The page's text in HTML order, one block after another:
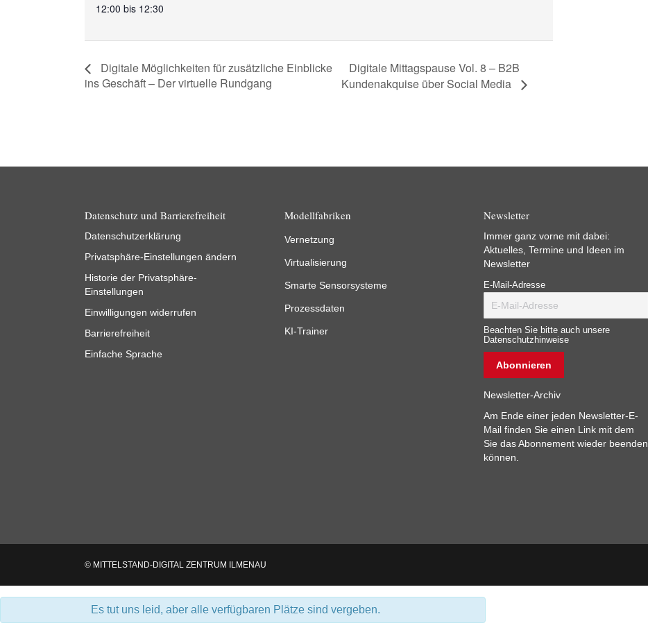
12:00 bis 12:30
Digitale Möglichkeiten für zusätzliche Einblicke
ins Geschäft – Der virtuelle Rundgang
Digitale Mittagspause Vol. 8 – B2B
Kundenakquise über Social Media
Datenschutz und Barrierefreiheit
Datenschutzerklärung
Privatsphäre-Einstellungen ändern
Historie der Privatsphäre-
Einstellungen
Einwilligungen widerrufen
Barrierefreiheit
Einfache Sprache
Modellfabriken
Vernetzung
Virtualisierung
Smarte Sensorsysteme
Prozessdaten
KI-Trainer
Newsletter
Immer ganz vorne mit dabei:
Aktuelles, Termine und Ideen im
Newsletter
E-Mail-Adresse
Beachten Sie bitte auch unsere
Datenschutzhinweise
Newsletter-Archiv
Am Ende einer jeden Newsletter-E-
Mail finden Sie einen Link mit dem
Sie das Abonnement wieder beenden
können.
© MITTELSTAND-DIGITAL ZENTRUM ILMENAU
Es tut uns leid, aber alle verfügbaren Plätze sind vergeben.